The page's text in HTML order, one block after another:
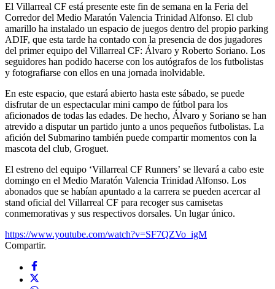
El Villarreal CF está presente este fin de semana en la Feria del
Corredor del Medio Maratón Valencia Trinidad Alfonso. El club
amarillo ha instalado un espacio de juegos dentro del propio parking
ADIF, que esta tarde ha contado con la presencia de dos jugadores
del primer equipo del Villarreal CF: Álvaro y Roberto Soriano. Los
seguidores han podido hacerse con los autógrafos de los futbolistas
y fotografiarse con ellos en una jornada inolvidable.
En este espacio, que estará abierto hasta este sábado, se puede
disfrutar de un espectacular mini campo de fútbol para los
aficionados de todas las edades. De hecho, Álvaro y Soriano se han
atrevido a disputar un partido junto a unos pequeños futbolistas. La
afición del Submarino también puede compartir momentos con la
mascota del club, Groguet.
El estreno del equipo ‘Villarreal CF Runners’ se llevará a cabo este
domingo en el Medio Maratón Valencia Trinidad Alfonso. Los
abonados que se habían apuntado a la carrera se pueden acercar al
stand oficial del Villarreal CF para recoger sus camisetas
conmemorativas y sus respectivos dorsales. Un lugar único.
https://www.youtube.com/watch?v=SF7QZVo_igM
Compartir.